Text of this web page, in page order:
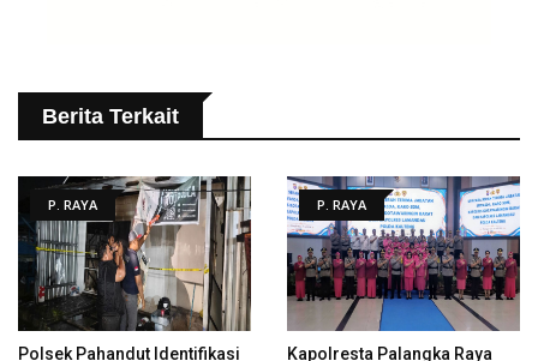
Berita Terkait
P. RAYA
Polsek Pahandut Identifikasi
P. RAYA
Kapolresta Palangka Raya